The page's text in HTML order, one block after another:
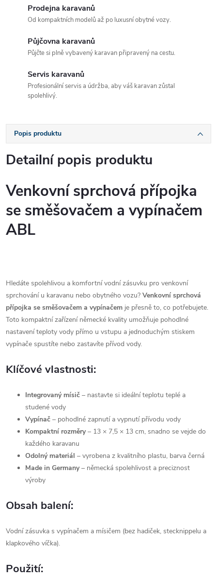
Prodejna karavanů
Od kompaktních modelů až po luxusní obytné vozy.
Půjčovna karavanů
Půjčte si plně vybavený karavan připravený na cestu.
Servis karavanů
Profesionální servis a údržba, aby váš karavan zůstal
spolehlivý.
Popis produktu
Detailní popis produktu
Venkovní sprchová přípojka
se směšovačem a vypínačem
ABL
Hledáte spolehlivou a komfortní vodní zásuvku pro venkovní
sprchování u karavanu nebo obytného vozu? Venkovní sprchová
přípojka se směšovačem a vypínačem je přesně to, co potřebujete.
Toto kompaktní zařízení německé kvality umožňuje pohodlné
nastavení teploty vody přímo u vstupu a jednoduchým stiskem
vypínače spustíte nebo zastavíte přívod vody.
Klíčové vlastnosti:
Integrovaný mísič – nastavte si ideální teplotu teplé a
studené vody
Vypínač – pohodlné zapnutí a vypnutí přívodu vody
Kompaktní rozměry– 13 × 7,5 × 13 cm, snadno se vejde do
každého karavanu
Odolný materiál – vyrobena z kvalitního plastu, barva černá
Made in Germany– německá spolehlivost a preciznost
výroby
Obsah balení:
Vodní zásuvka s vypínačem a mísičem (bez hadiček, stecknippelu a
klapkového víčka).
Použití: